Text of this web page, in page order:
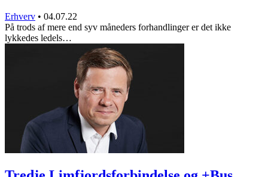
Erhverv • 04.07.22
På trods af mere end syv måneders forhandlinger er det ikke
lykkedes ledels…